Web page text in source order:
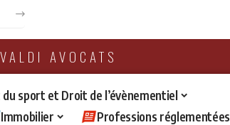
AVOCATS
sport et Droit de l’évènementiel
Immobilier
Professions réglementées